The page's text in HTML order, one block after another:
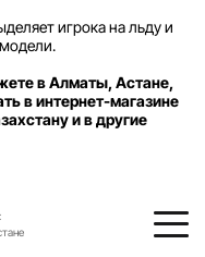
игрока на льду и
в Алматы, Астане,
в интернет-магазине
и в другие